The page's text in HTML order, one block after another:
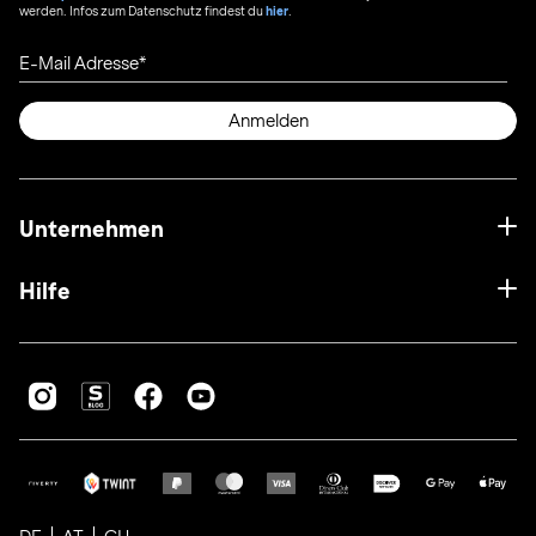
werden. Infos zum Datenschutz findest duhier
E-Mail Adresse
Anmelden
Unternehmen
Hilfe